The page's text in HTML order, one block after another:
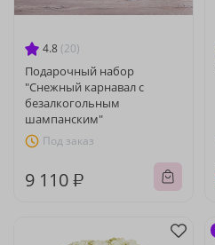
4.8 (20)
Подарочный набор
"Снежный карнавал с
безалкогольным
шампанским"
Под заказ
9 110 ₽